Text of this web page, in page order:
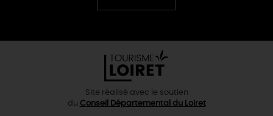
Chinese
Site réalisé avec le soutien
du Conseil Départemental du Loiret